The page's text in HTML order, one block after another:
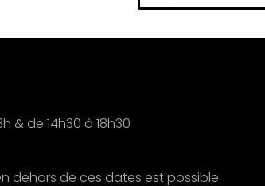
& de 14h30 à 18h30
dehors de ces dates est possible